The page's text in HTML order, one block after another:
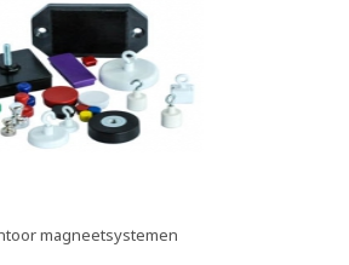
magneetsystemen